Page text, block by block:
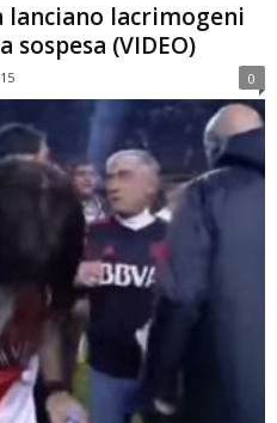
lanciano lacrimogeni
(VIDEO)
0